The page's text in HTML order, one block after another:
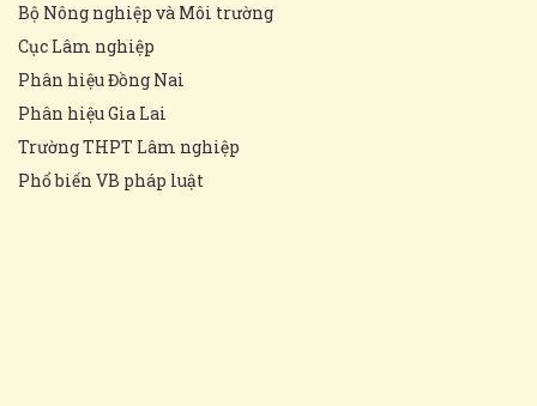
Bộ Nông nghiệp và Môi trường
Cục Lâm nghiệp
Phân hiệu Đồng Nai
Phân hiệu Gia Lai
Trường THPT Lâm nghiệp
Phổ biến VB pháp luật